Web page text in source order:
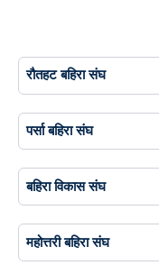
रौतहट बहिरा संघ
पर्सा बहिरा संघ
बहिरा विकास संघ
महोत्तरी बहिरा संघ